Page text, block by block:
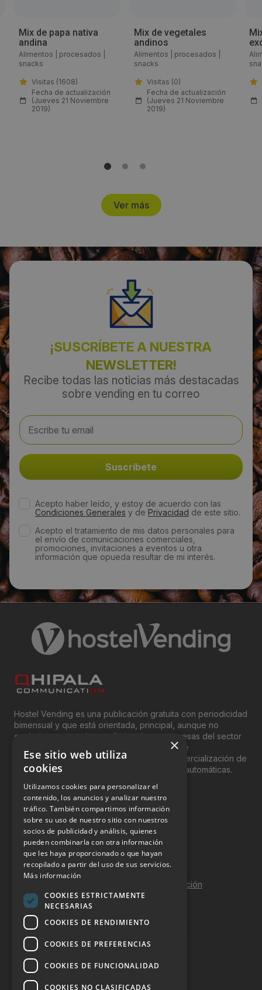
http://kitusnack.com
Horario de contacto:
9h a 19h
Visitas a producto:
Fecha de publicación de producto:
Mix de papa nativa
andina
Alimentos procesados
snacks
Visitas (1608)
Fecha de actualización
(Jueves 21 Noviembre
2019)
Mix de vegetales
andinos
Alimentos procesados
snacks
Visitas (0)
Fecha de actualización
(Jueves 21 Noviembre
2019)
Ver más
¡SUSCRÍBETE A NUESTRA
NEWSLETTER!
Recibe todas las noticias más destacadas
sobre vending en tu correo
Acepto haber leído, y estoy de acuerdo con las
Condiciones Generales y de Privacidad de este sitio.
Acepto el tratamiento de mis datos personales para
el envío de comunicaciones comerciales,
promociones, invitaciones a eventos u otra
información que opueda resultar de mi interés.
Hostel Vending es una publicación gratuita con periodicidad
bimensual y que está orientada, principal, aunque no
exclusivamente, a los profesionales y empresas del sector
del “Vending”; nombre con el que se conoce
genéricamente entre profesionales a la comercialización de
productos y servicios a través de máquinas automáticas.
INFORMACIÓN LEGAL
Aviso Legal
Política de Privacidad
Política de Cookies
Política de calidad y seguridad de la información
Contacto
DOSSIER Y CONTRATACIÓN
Dossier 2026 (ES)
×
Ese sitio web utiliza
cookies
Utilizamos cookies para personalizar el
contenido, los anuncios y analizar nuestro
tráfico. También compartimos información
sobre su uso de nuestro sitio con nuestros
socios de publicidad y análisis, quienes
pueden combinarla con otra información
que les haya proporcionado o que hayan
recopilado a partir del uso de sus servicios.
Más información
COOKIES ESTRICTAMENTE
NECESARIAS
COOKIES DE RENDIMIENTO
COOKIES DE PREFERENCIAS
COOKIES DE FUNCIONALIDAD
COOKIES NO CLASIFICADAS